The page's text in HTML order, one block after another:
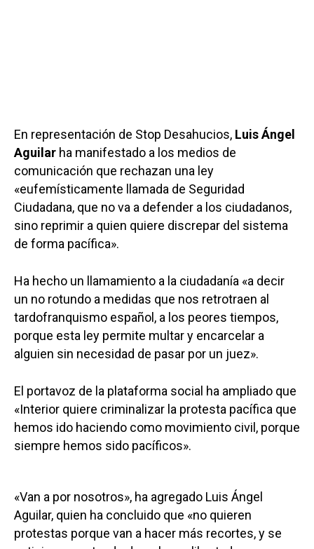
En representación de Stop Desahucios, Luis Ángel
Aguilar ha manifestado a los medios de
comunicación que rechazan una ley
«eufemísticamente llamada de Seguridad
Ciudadana, que no va a defender a los ciudadanos,
sino reprimir a quien quiere discrepar del sistema
de forma pacífica».
Ha hecho un llamamiento a la ciudadanía «a decir
un no rotundo a medidas que nos retrotraen al
tardofranquismo español, a los peores tiempos,
porque esta ley permite multar y encarcelar a
alguien sin necesidad de pasar por un juez».
El portavoz de la plataforma social ha ampliado que
«Interior quiere criminalizar la protesta pacífica que
hemos ido haciendo como movimiento civil, porque
siempre hemos sido pacíficos».
«Van a por nosotros», ha agregado Luis Ángel
Aguilar, quien ha concluido que «no quieren
protestas porque van a hacer más recortes, y se